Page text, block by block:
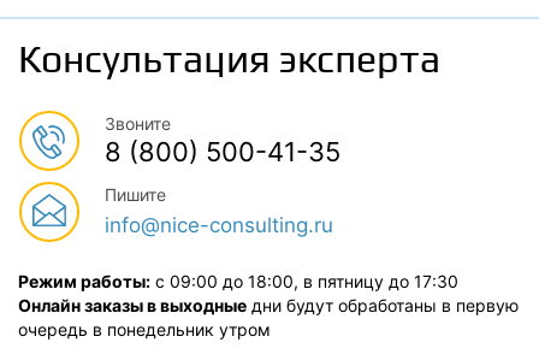
Консультация эксперта
Звоните
8 (800) 500-41-35
Пишите
info@nice-consulting.ru
Режим работы: с 09:00 до 18:00, в пятницу до 17:30
Онлайн заказы в выходные дни будут обработаны в первую
очередь в понедельник утром